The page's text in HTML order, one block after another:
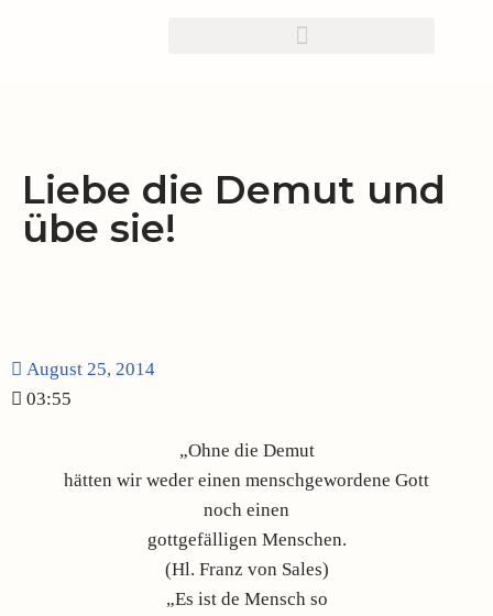
Liebe die Demut und
übe sie!
August 25, 2014
03:55
„Ohne die Demut
hätten wir weder einen menschgewordene Gott
noch einen
gottgefälligen Menschen.
(Hl. Franz von Sales)
„Es ist de Mensch so